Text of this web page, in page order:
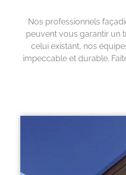
Nos professionnels
peuvent vous garantir un
celui existant, nos
impeccable et durable.